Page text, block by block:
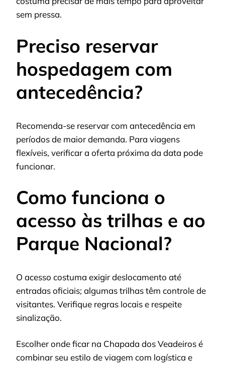
sem pressa.
Preciso reservar
hospedagem com
antecedência?
Recomenda-se reservar com antecedência em
períodos de maior demanda. Para viagens
flexíveis, verificar a oferta próxima da data pode
funcionar.
Como funciona o
acesso às trilhas e ao
Parque Nacional?
O acesso costuma exigir deslocamento até
entradas oficiais; algumas trilhas têm controle de
visitantes. Verifique regras locais e respeite
sinalização.
Escolher onde ficar na Chapada dos Veadeiros é
combinar seu estilo de viagem com logística e